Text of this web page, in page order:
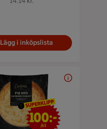
Lägg i inköpslista
100 kr/st
100:-
/st